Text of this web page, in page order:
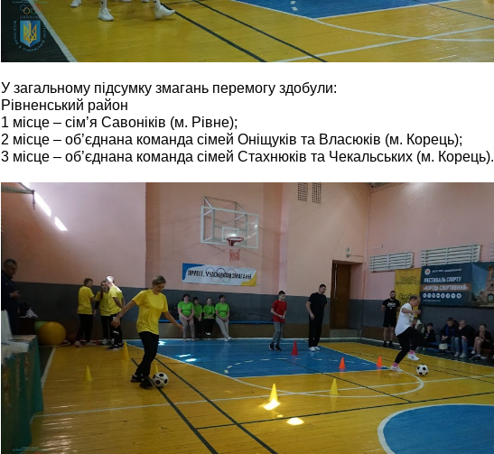
У загальному підсумку змагань перемогу здобули:
Рівненський район
1 місце – сім’я Савоніків (м. Рівне);
2 місце – об’єднана команда сімей Оніщуків та Власюків (м. Корець);
3 місце – об’єднана команда сімей Стахнюків та Чекальських (м. Корець).